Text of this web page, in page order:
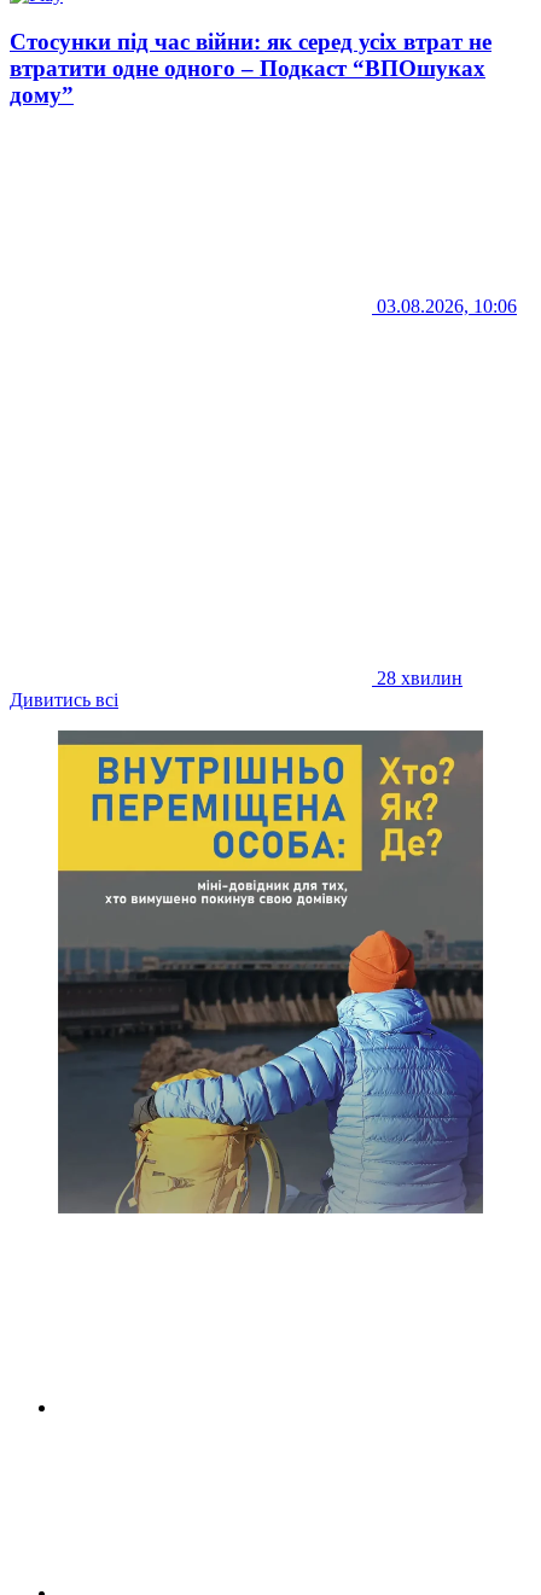
Стосунки під час війни: як серед усіх втрат не
втратити одне одного – Подкаст “ВПОшуках
дому”
03.08.2026, 10:06
28 хвилин
Дивитись всі